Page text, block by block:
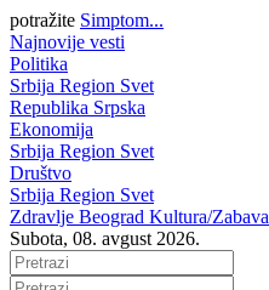
potražite Simptom...
Najnovije vesti
Politika
Srbija Region Svet
Republika Srpska
Ekonomija
Srbija Region Svet
Društvo
Srbija Region Svet
Zdravlje Beograd Kultura/Zabava
Subota, 08. avgust 2026.